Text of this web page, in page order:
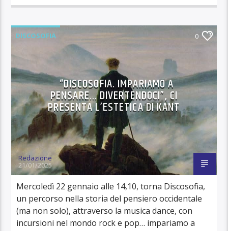
DISCOSOFIA 0
“DISCOSOFIA. IMPARIAMO A
PENSARE… DIVERTENDOCI”, CI
PRESENTA L’ESTETICA DI KANT
Redazione
21/01/2025
Mercoledì 22 gennaio alle 14,10, torna Discosofia,
un percorso nella storia del pensiero occidentale
(ma non solo), attraverso la musica dance, con
incursioni nel mondo rock e pop… impariamo a